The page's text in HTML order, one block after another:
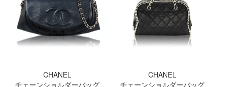
CHANEL
チェーンショルダーバッグ
CHANEL
チェーンショルダーバッグ